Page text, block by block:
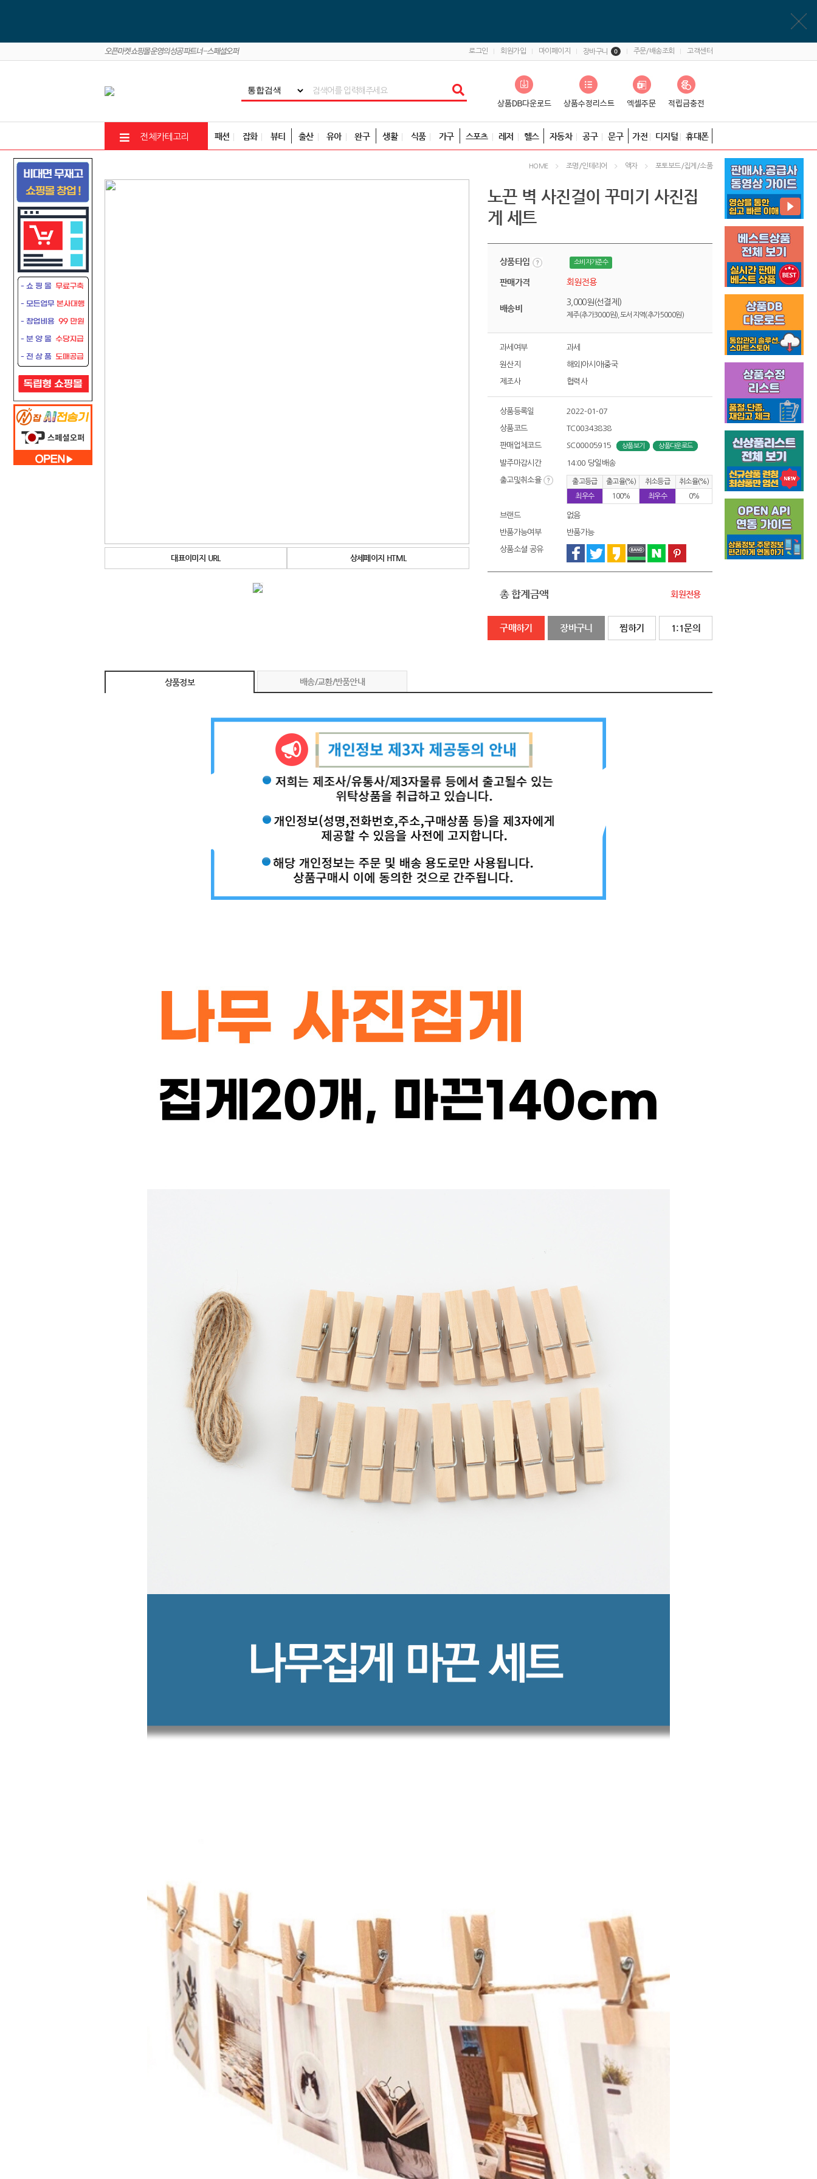
로그인 회원가입 마이페이지 장바구니 0 주문/배송조회 고객센터
전체카테고리 패션 잡화 뷰티 출산 유아 완구 생활 식품 가구 스포츠 레저 헬스 자동차 공구 문구 가전 디지털 휴대폰
HOME 조명/인테리어 액자 포토보드/집게/소품
대표이미지 URL 상세페이지 HTML
노끈 벽 사진걸이 꾸미기 사진집
게 세트
상품타입 소비자가준수
판매가격 회원전용
배송비
3,000원(선결제)
제주(추가3000원),도서지역(추가5000원)
과세여부 과세
원산지 해외|아시아|중국
제조사 협력사
상품등록일 2022-01-07
상품코드 TC00343838
판매업체코드 SC00005915 상품보기 상품다운로드
발주마감시간 14:00 당일배송
출고및취소율 출고등급 출고율(%) 취소등급
취소율(%)
최우수
100% 최우수 0%
브랜드 없음
반품가능여부 반품가능
상품소셜 공유
총 합계금액 회원전용
구매하기 장바구니 찜하기 1:1문의
상품정보 배송/교환/반품안내